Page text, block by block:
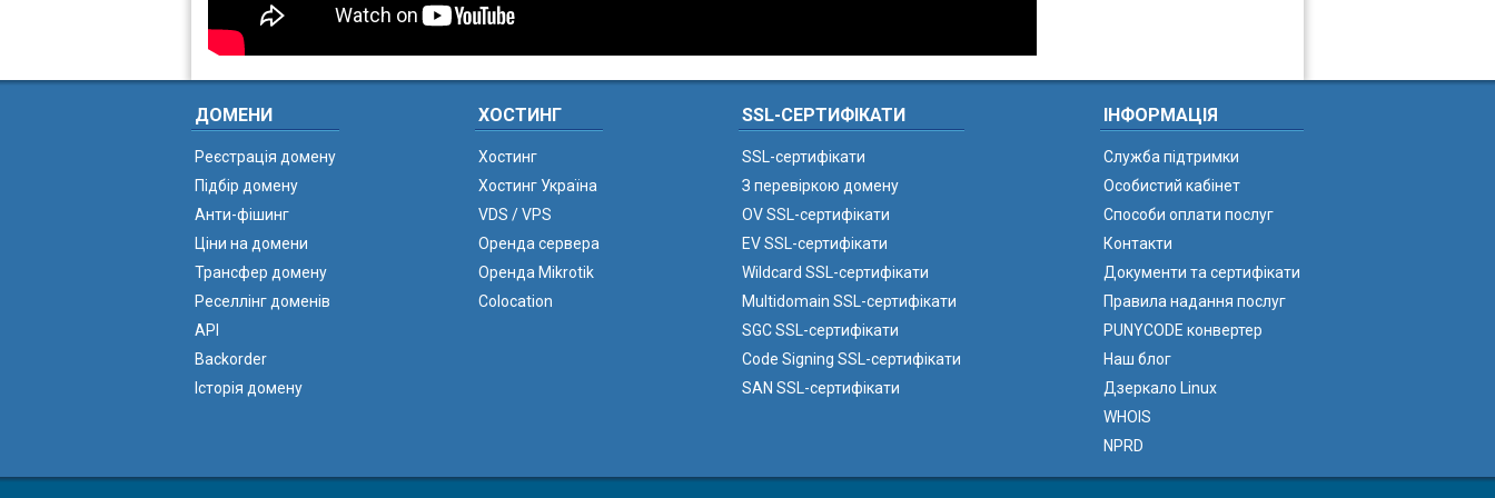
ДОМЕНИ
Реєстрація домену
Підбір домену
Анти-фішинг
Ціни на домени
Трансфер домену
Реселлінг доменів
API
Backorder
Історія домену
ХОСТИНГ
Хостинг
Хостинг Україна
VDS / VPS
Оренда сервера
Оренда Mikrotik
Colocation
SSL-СЕРТИФІКАТИ
SSL-сертифікати
З перевіркою домену
OV SSL-сертифікати
EV SSL-сертифікати
Wildcard SSL-сертифікати
Multidomain SSL-сертифікати
SGC SSL-сертифікати
Code Signing SSL-сертифікати
SAN SSL-сертифікати
ІНФОРМАЦІЯ
Служба підтримки
Особистий кабінет
Способи оплати послуг
Контакти
Документи та сертифікати
Правила надання послуг
PUNYCODE конвертер
Наш блог
Дзеркало Linux
WHOIS
NPRD